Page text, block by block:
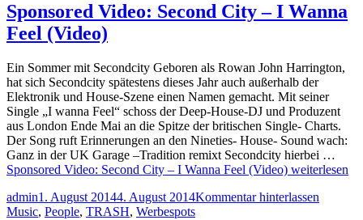
Sponsored Video: Second City – I Wanna
Feel (Video)
Ein Sommer mit Secondcity Geboren als Rowan John Harrington,
hat sich Secondcity spätestens dieses Jahr auch außerhalb der
Elektronik und House-Szene einen Namen gemacht. Mit seiner
Single „I wanna Feel“ schoss der Deep-House-DJ und Produzent
aus London Ende Mai an die Spitze der britischen Single- Charts.
Der Song ruft Erinnerungen an den Nineties- House- Sound wach:
Ganz in der UK Garage –Tradition remixt Secondcity hierbei …
Sponsored Video: Second City – I Wanna Feel (Video) weiterlesen
admin1. August 20144. August 2014Kommentar hinterlassen
Music, People, TRASH, Werbespots